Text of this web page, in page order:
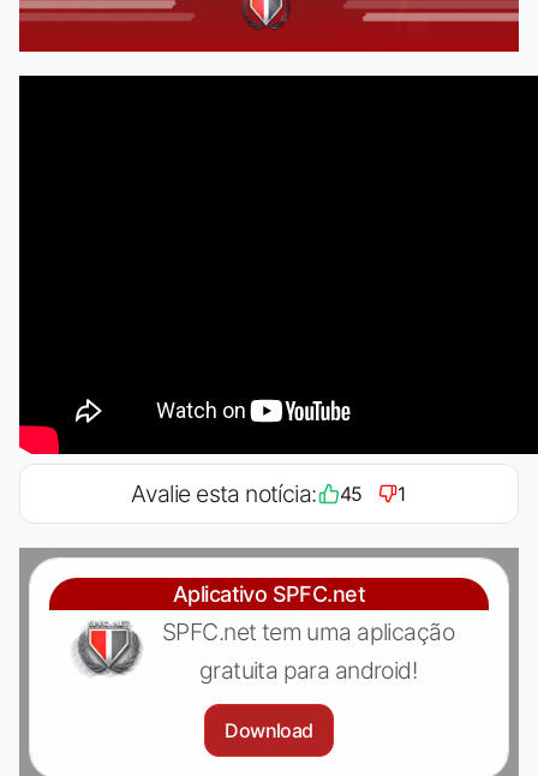
Avalie esta notícia: 45 1
Aplicativo SPFC.net
SPFC.net tem uma aplicação
gratuita para android!
Download